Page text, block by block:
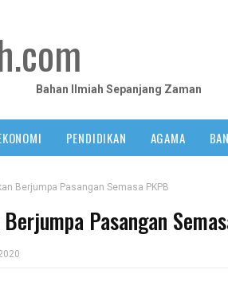
Bahan Ilmiah Sepanjang Zaman
PENDIDIKAN AGAMA
Berjumpa Pasangan Semasa PKPB
Pasangan